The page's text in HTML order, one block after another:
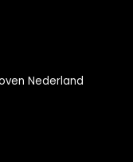
Nederland